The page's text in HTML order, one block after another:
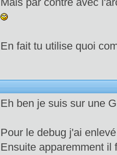
En fait tu utilise quoi
Eh ben je suis sur une
Pour le debug j'ai
Ensuite apparemment il